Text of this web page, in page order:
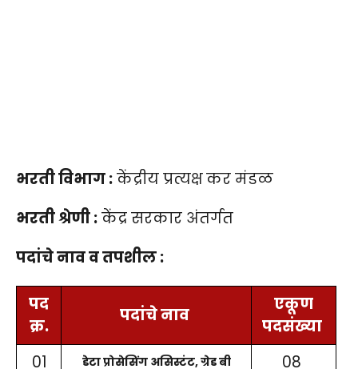
भरती विभाग :केंद्रीय प्रत्यक्ष कर मंडळ
भरती श्रेणी :केंद्र सरकार अंतर्गत
पदांचे नाव व तपशील :
पद
क्र.
पदांचे नाव
एकूण
पदसंख्या
01
डेटा प्रोसेसिंग असिस्टंट, ग्रेड बी 08